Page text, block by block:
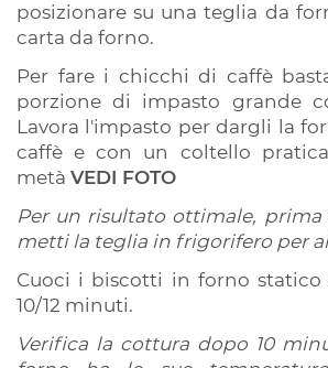
posizionare su una teglia da
carta da forno.
Per fare i chicchi di caffè
porzione di impasto grande
Lavora l'impasto per dargli la
caffè e con un coltello
metà VEDI FOTO
Per un risultato ottimale, prima
metti la teglia in frigorifero per
Cuoci i biscotti in forno statico
10/12 minuti.
Verifica la cottura dopo 10